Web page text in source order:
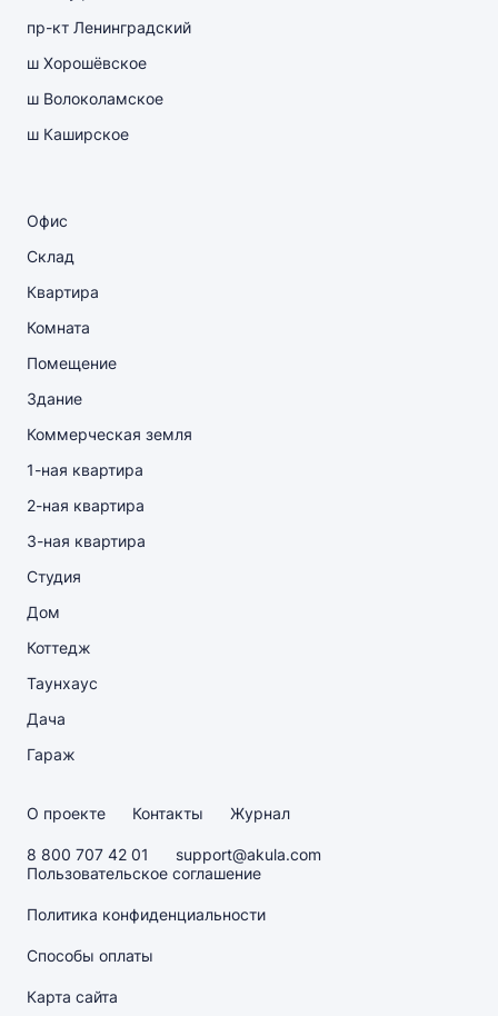
пр-кт Ленинградский
ш Хорошёвское
ш Волоколамское
ш Каширское
Офис
Склад
Квартира
Комната
Помещение
Здание
Коммерческая земля
1-ная квартира
2-ная квартира
3-ная квартира
Студия
Дом
Коттедж
Таунхаус
Дача
Гараж
О проекте Контакты Журнал
8 800 707 42 01
support@akula.com
Пользовательское соглашение
Политика конфиденциальности
Способы оплаты
Карта сайта